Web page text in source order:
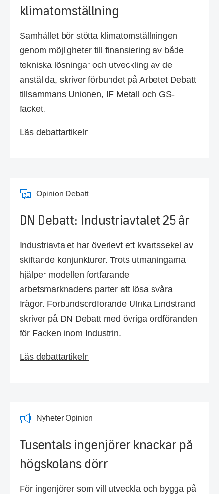
klimatomställning
Samhället bör stötta klimatomställningen
genom möjligheter till finansiering av både
tekniska lösningar och utveckling av de
anställda, skriver förbundet på Arbetet Debatt
tillsammans Unionen, IF Metall och GS-
facket.
Läs debattartikeln
Opinion Debatt
DN Debatt: Industriavtalet 25 år
Industriavtalet har överlevt ett kvartssekel av
skiftande konjunkturer. Trots utmaningarna
hjälper modellen fortfarande
arbetsmarknadens parter att lösa svåra
frågor. Förbundsordförande Ulrika Lindstrand
skriver på DN Debatt med övriga ordföranden
för Facken inom Industrin.
Läs debattartikeln
Nyheter Opinion
Tusentals ingenjörer knackar på
högskolans dörr
För ingenjörer som vill utveckla och bygga på